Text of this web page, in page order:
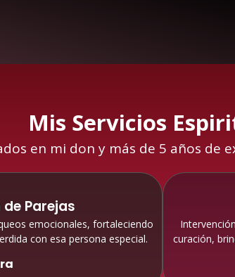
Mis Servicios
en mi don y más de 5 años de
Parejas
emocionales, fortaleciendo
con esa persona especial.
curación,